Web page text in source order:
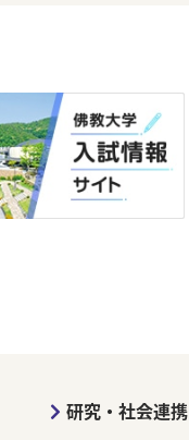
研究・社会連携